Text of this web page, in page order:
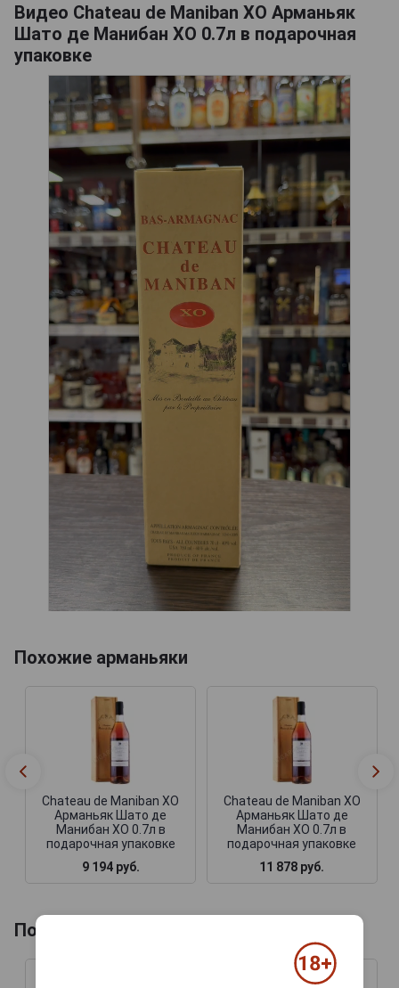
Видео Chateau de Maniban XO Арманьяк
Шато де Манибан ХО 0.7л в подарочная
упаковке
Похожие арманьяки
Chateau de Maniban XO
Арманьяк Шато де
Манибан ХО 0.7л в
подарочная упаковке
9 194 руб.
Chateau de Maniban XO
Арманьяк Шато де
Манибан ХО 0.7л в
подарочная упаковке
11 878 руб.
Похожие напитки по году производства